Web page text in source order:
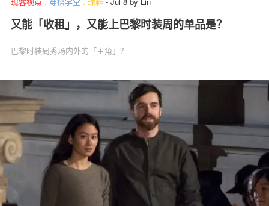
又能「收租」，又能上巴黎时装周的单品是？
巴黎时装周秀场内外的「主角」？